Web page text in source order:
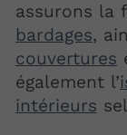
assurons la
bardages,
couvertures
également l’
intérieurs